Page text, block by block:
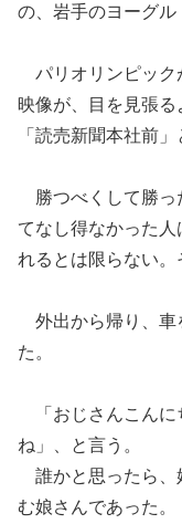
の、岩手のヨーグル
パリオリンピック
映像が、目を見張る
「読売新聞本社前
勝つべくして勝っ
てなし得なかった
れるとは限らない
外出から帰り
車
た。
「おじさんこんに
ね」
と言う。
誰かと思ったら、
む娘さんであった。